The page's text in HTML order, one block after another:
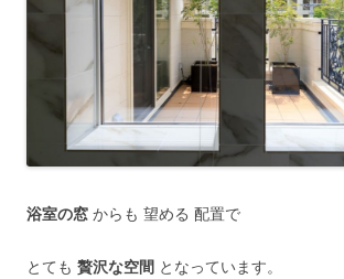
浴室の窓 からも 望める 配置で
とても 贅沢な空間 となっています。